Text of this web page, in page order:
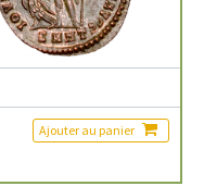
Ajouter au panier